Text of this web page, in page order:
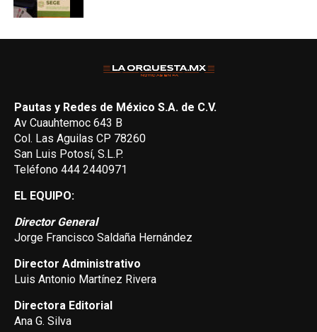
Pautas y Redes de México S.A. de C.V.
Av Cuauhtemoc 643 B
Col. Las Aguilas CP 78260
San Luis Potosí, S.L.P.
Teléfono 444 2440971
EL EQUIPO:
Director General
Jorge Francisco Saldaña Hernández
Director Administrativo
Luis Antonio Martínez Rivera
Directora Editorial
Ana G. Silva